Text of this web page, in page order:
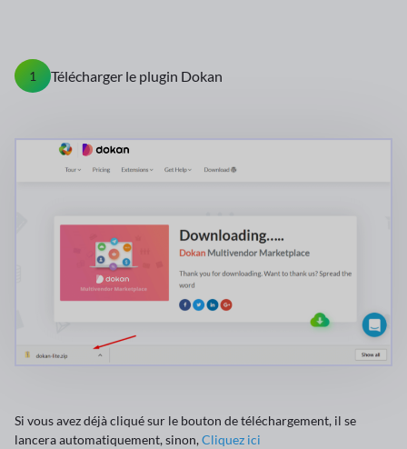
1 Télécharger le plugin Dokan
Si vous avez déjà cliqué sur le bouton de téléchargement, il se
lancera automatiquement, sinon,Cliquez ici